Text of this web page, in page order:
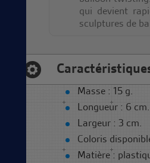
qui devient
sculptures de
Masse : 15 g.
Longueur : 6 cm.
Largeur : 3 cm.
Coloris
Matière :